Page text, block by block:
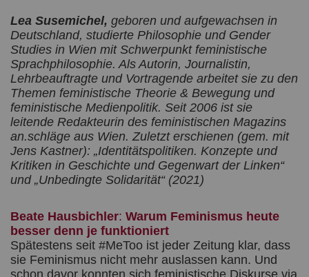
Lea Susemichel, geboren und aufgewachsen in
Deutschland, studierte Philosophie und Gender
Studies in Wien mit Schwerpunkt feministische
Sprachphilosophie. Als Autorin, Journalistin,
Lehrbeauftragte und Vortragende arbeitet sie zu den
Themen feministische Theorie & Bewegung und
feministische Medienpolitik. Seit 2006 ist sie
leitende Redakteurin des feministischen Magazins
an.schläge aus Wien. Zuletzt erschienen (gem. mit
Jens Kastner): „Identitätspolitiken. Konzepte und
Kritiken in Geschichte und Gegenwart der Linken“
und „Unbedingte Solidarität“ (2021)
Beate Hausbichler: Warum Feminismus heute
besser denn je funktioniert
Spätestens seit #MeToo ist jeder Zeitung klar, dass
sie Feminismus nicht mehr auslassen kann. Und
schon davor konnten sich feministische Diskurse via